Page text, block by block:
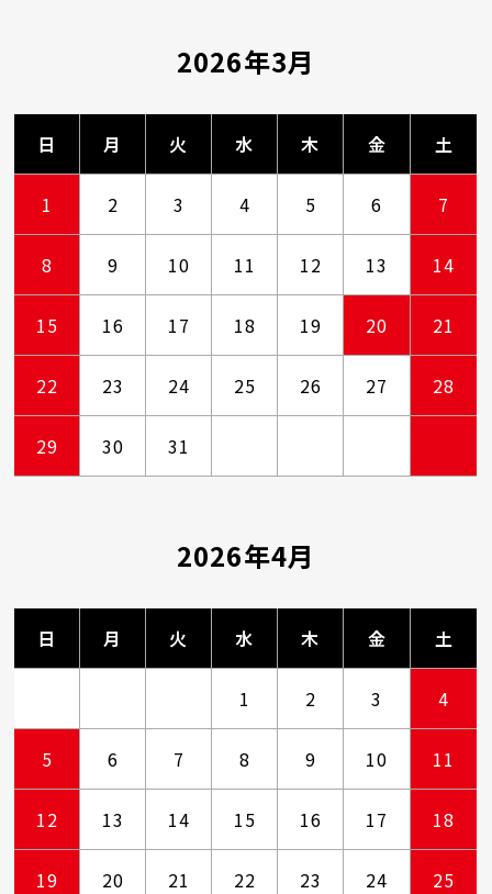
2026年3月
日 月 火 水 木 金 土
1 2 3 4 5 6 7
8 9 10 11 12 13 14
15 16 17 18 19 20 21
22 23 24 25 26 27 28
29 30 31
2026年4月
日 月 火 水 木 金 土
1 2 3 4
5 6 7 8 9 10 11
12 13 14 15 16 17 18
19 20 21 22 23 24 25